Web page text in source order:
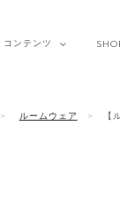
コンテンツ
ルームウェア 【